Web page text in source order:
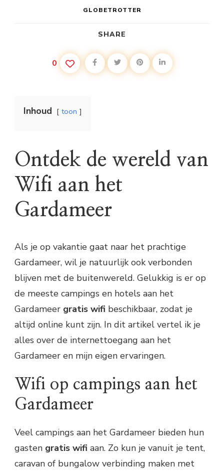
GLOBETROTTER
SHARE
0
Inhoud toon
Ontdek de wereld van
Wifi aan het
Gardameer
Als je op vakantie gaat naar het prachtige
Gardameer, wil je natuurlijk ook verbonden
blijven met de buitenwereld. Gelukkig is er op
de meeste campings en hotels aan het
Gardameer gratis wifi beschikbaar, zodat je
altijd online kunt zijn. In dit artikel vertel ik je
alles over de internettoegang aan het
Gardameer en mijn eigen ervaringen.
Wifi op campings aan het
Gardameer
Veel campings aan het Gardameer bieden hun
gasten gratis wifi aan. Zo kun je vanuit je tent,
caravan of bungalow verbinding maken met